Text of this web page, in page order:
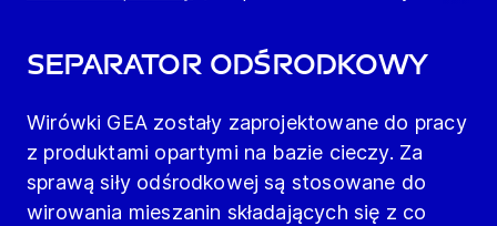
Separator odśrodkowy
Wirówki GEA zostały zaprojektowane do pracy
z produktami opartymi na bazie cieczy. Za
sprawą siły odśrodkowej są stosowane do
wirowania mieszanin składających się z co